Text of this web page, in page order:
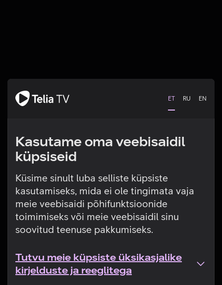
ET RU EN
Kasutame oma veebisaidil
küpsiseid
Küsime sinult luba selliste küpsiste
kasutamiseks, mida ei ole tingimata vaja
meie veebisaidi põhifunktsioonide
toimimiseks või meie veebisaidil sinu
soovitud teenuse pakkumiseks.
Tutvu meie küpsiste üksikasjalike
kirjelduste ja reeglitega
Tehniline viga